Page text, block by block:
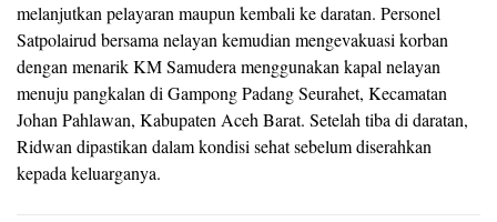
melanjutkan pelayaran maupun kembali ke daratan. Personel
Satpolairud bersama nelayan kemudian mengevakuasi korban
dengan menarik KM Samudera menggunakan kapal nelayan
menuju pangkalan di Gampong Padang Seurahet, Kecamatan
Johan Pahlawan, Kabupaten Aceh Barat. Setelah tiba di daratan,
Ridwan dipastikan dalam kondisi sehat sebelum diserahkan
kepada keluarganya.